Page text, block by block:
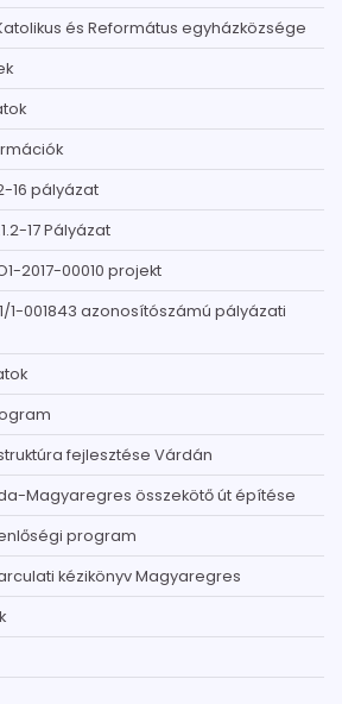
és Református egyházközsége
16 pályázat
17 Pályázat
2017-00010 projekt
1-001843 azonosítószámú pályázati
fejlesztése Várdán
Magyaregres összekötő út építése
program
kézikönyv Magyaregres